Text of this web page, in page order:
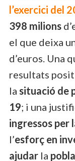
l’exercici del
398 milions
el que deixa
d’euros. Una
resultats
la situació de
19; i una
ingressos per
l’esforç en
ajudar la